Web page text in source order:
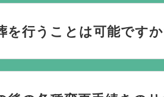
を行うことは可能です